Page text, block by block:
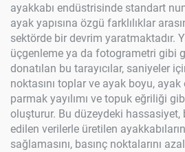
ayakkabı endüstrisinde standart
ayak yapısına özgü farklılıklar
sektörde bir devrim yaratmaktadır.
üçgenleme ya da fotogrametri gibi
donatılan bu tarayıcılar, saniyeler
noktasını toplar ve ayak boyu,
parmak yayılımı ve topuk eğriliği
oluşturur. Bu düzeydeki hassasiyet,
edilen verilerle üretilen
sağlamasını, basınç noktalarını